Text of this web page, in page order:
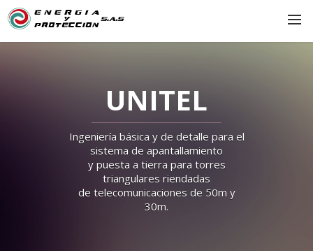
INICIO
UNITEL
Ingeniería básica y de detalle para el
sistema de apantallamiento
y puesta a tierra para torres
triangulares riendadas
de telecomunicaciones de 50m y
30m.